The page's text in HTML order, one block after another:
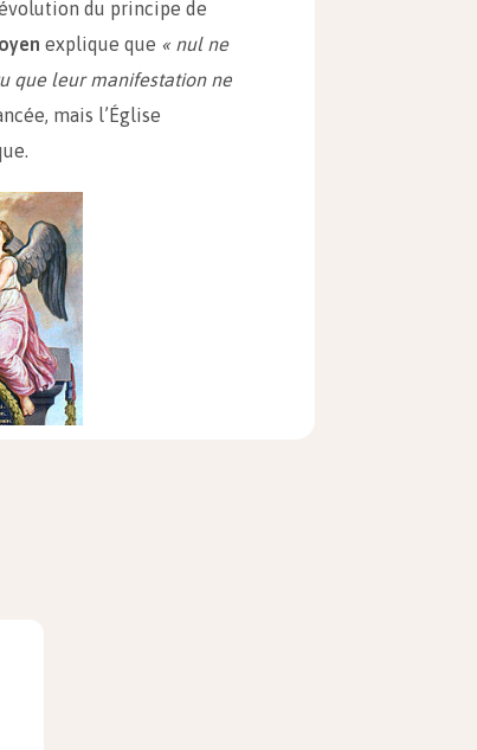
du principe de
explique que « nul ne
que leur manifestation ne
mais l’Église